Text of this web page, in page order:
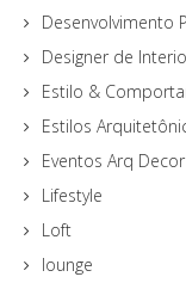
Desenvolvimento
Designer de
Estilo &
Estilos
Eventos Arq Decor
Lifestyle
Loft
lounge